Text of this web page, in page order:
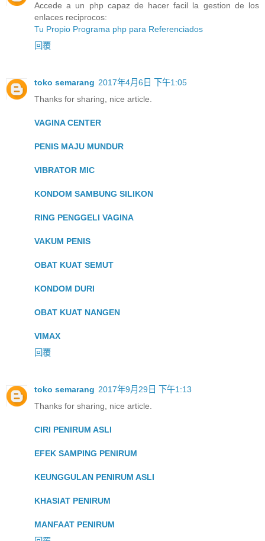
Accede a un php capaz de hacer facil la gestion de los
enlaces reciprocos:
Tu Propio Programa php para Referenciados
回覆
toko semarang 2017年4月6日 下午1:05
Thanks for sharing, nice article.
VAGINA CENTER
PENIS MAJU MUNDUR
VIBRATOR MIC
KONDOM SAMBUNG SILIKON
RING PENGGELI VAGINA
VAKUM PENIS
OBAT KUAT SEMUT
KONDOM DURI
OBAT KUAT NANGEN
VIMAX
回覆
toko semarang 2017年9月29日 下午1:13
Thanks for sharing, nice article.
CIRI PENIRUM ASLI
EFEK SAMPING PENIRUM
KEUNGGULAN PENIRUM ASLI
KHASIAT PENIRUM
MANFAAT PENIRUM